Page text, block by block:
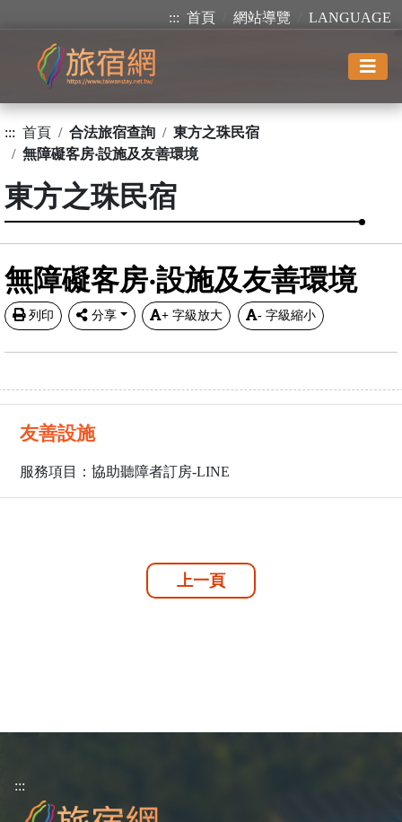
::: 首頁 網站導覽 LANGUAGE
::: 首頁 合法旅宿查詢
東方之珠民宿
無障礙客房‧設施及友善環境
東方之珠民宿
無障礙客房‧設施及友善環境
列印 分享 + 字級放大 - 字級縮小
友善設施
服務項目：協助聽障者訂房-LINE
上一頁
:::